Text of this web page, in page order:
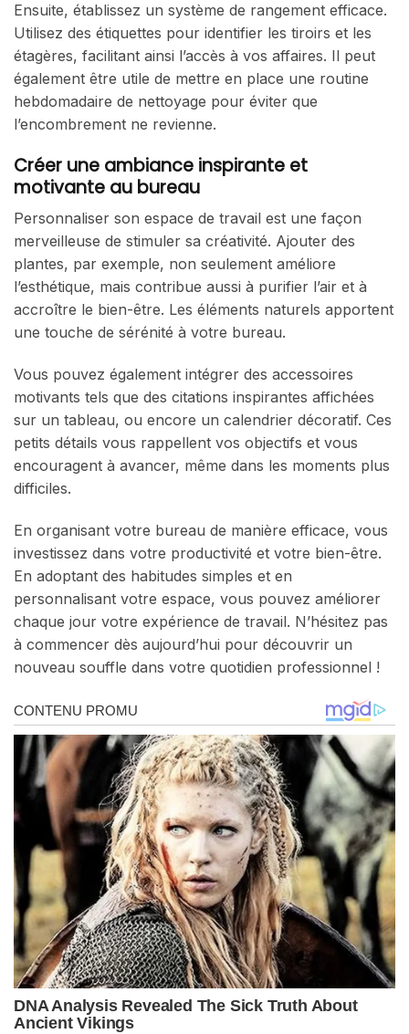
Ensuite, établissez un système de rangement efficace.
Utilisez des étiquettes pour identifier les tiroirs et les
étagères, facilitant ainsi l’accès à vos affaires. Il peut
également être utile de mettre en place une routine
hebdomadaire de nettoyage pour éviter que
l’encombrement ne revienne.
Créer une ambiance inspirante et
motivante au bureau
Personnaliser son espace de travail est une façon
merveilleuse de stimuler sa créativité. Ajouter des
plantes, par exemple, non seulement améliore
l’esthétique, mais contribue aussi à purifier l’air et à
accroître le bien-être. Les éléments naturels apportent
une touche de sérénité à votre bureau.
Vous pouvez également intégrer des accessoires
motivants tels que des citations inspirantes affichées
sur un tableau, ou encore un calendrier décoratif. Ces
petits détails vous rappellent vos objectifs et vous
encouragent à avancer, même dans les moments plus
difficiles.
En organisant votre bureau de manière efficace, vous
investissez dans votre productivité et votre bien-être.
En adoptant des habitudes simples et en
personnalisant votre espace, vous pouvez améliorer
chaque jour votre expérience de travail. N’hésitez pas
à commencer dès aujourd’hui pour découvrir un
nouveau souffle dans votre quotidien professionnel !